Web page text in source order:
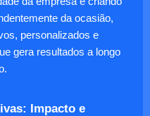
da ocasião,
personalizados e
gera resultados a longo
Impacto e